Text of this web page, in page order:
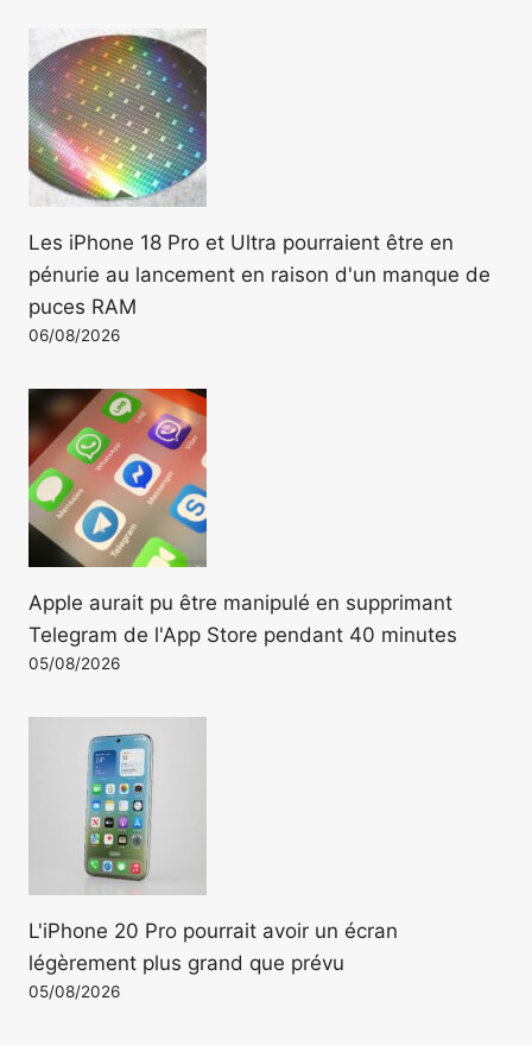
Les iPhone 18 Pro et Ultra pourraient être en
pénurie au lancement en raison d'un manque de
puces RAM
06/08/2026
Apple aurait pu être manipulé en supprimant
Telegram de l'App Store pendant 40 minutes
05/08/2026
L'iPhone 20 Pro pourrait avoir un écran
légèrement plus grand que prévu
05/08/2026